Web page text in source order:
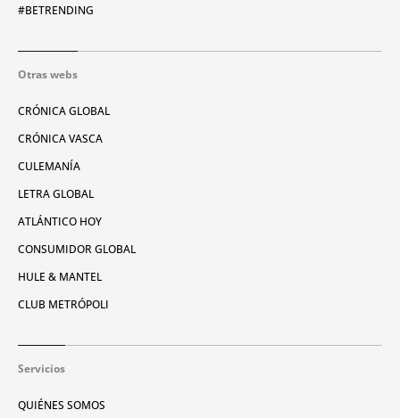
#BETRENDING
Otras webs
CRÓNICA GLOBAL
CRÓNICA VASCA
CULEMANÍA
LETRA GLOBAL
ATLÁNTICO HOY
CONSUMIDOR GLOBAL
HULE & MANTEL
CLUB METRÓPOLI
Servicios
QUIÉNES SOMOS